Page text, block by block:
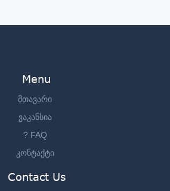
Menu
მთავარი
ვაკანსია
? FAQ
კონტაქტი
Contact Us